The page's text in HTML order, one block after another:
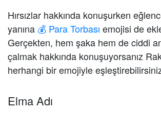
Hırsızlar hakkında konuşurken
yanına 💰 Para Torbası emojisi de
Gerçekten, hem şaka hem de ciddi
çalmak hakkında konuşuyorsanız
herhangi bir emojiyle
Elma Adı